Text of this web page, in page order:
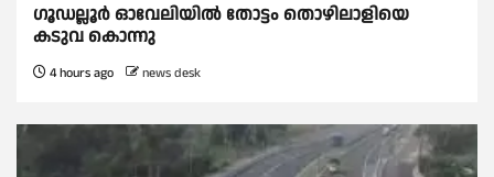
ഗൂഡല്ലൂർ ഓവേലിയിൽ തോട്ടം തൊഴിലാളിയെ
കടുവ കൊന്നു
4 hours ago news desk